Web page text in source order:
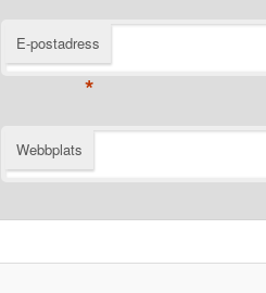
E-postadress
*
Webbplats